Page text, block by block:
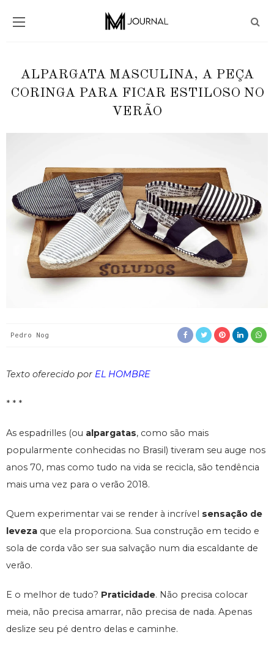
ALPARGATA MASCULINA, A PEÇA
CORINGA PARA FICAR ESTILOSO NO
VERÃO
Pedro Nog
Texto oferecido por EL HOMBRE
* * *
As espadrilles (ou alpargatas, como são mais
popularmente conhecidas no Brasil) tiveram seu auge nos
anos 70, mas como tudo na vida se recicla, são tendência
mais uma vez para o verão 2018.
Quem experimentar vai se render à incrível sensação de
leveza que ela proporciona. Sua construção em tecido e
sola de corda vão ser sua salvação num dia escaldante de
verão.
E o melhor de tudo? Praticidade. Não precisa colocar
meia, não precisa amarrar, não precisa de nada. Apenas
deslize seu pé dentro delas e caminhe.